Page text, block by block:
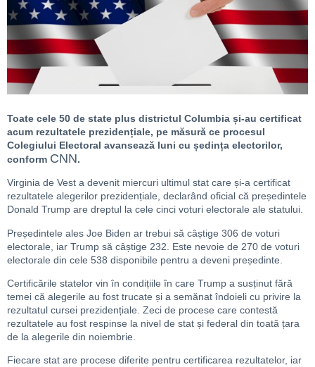
Toate cele 50 de state plus districtul Columbia și-au certificat
acum rezultatele prezidențiale, pe măsură ce procesul
Colegiului Electoral avansează luni cu ședința electorilor,
conform CNN.
Virginia de Vest a devenit miercuri ultimul stat care și-a certificat
rezultatele alegerilor prezidențiale, declarând oficial că președintele
Donald Trump are dreptul la cele cinci voturi electorale ale statului.
Președintele ales Joe Biden ar trebui să câștige 306 de voturi
electorale, iar Trump să câștige 232. Este nevoie de 270 de voturi
electorale din cele 538 disponibile pentru a deveni președinte.
Certificările statelor vin în condițiile în care Trump a susținut fără
temei că alegerile au fost trucate și a semănat îndoieli cu privire la
rezultatul cursei prezidențiale. Zeci de procese care contestă
rezultatele au fost respinse la nivel de stat și federal din toată țara
de la alegerile din noiembrie.
Fiecare stat are procese diferite pentru certificarea rezultatelor, iar